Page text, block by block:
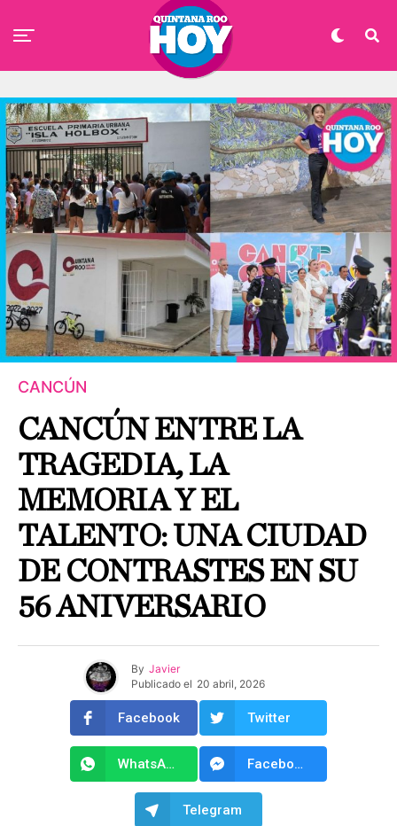
CANCÚN
CANCÚN ENTRE LA
TRAGEDIA, LA
MEMORIA Y EL
TALENTO: UNA CIUDAD
DE CONTRASTES EN SU
56 ANIVERSARIO
By Javier
Publicado el 20 abril, 2026
Facebook Twitter
WhatsApp Facebook Messenger
Telegram